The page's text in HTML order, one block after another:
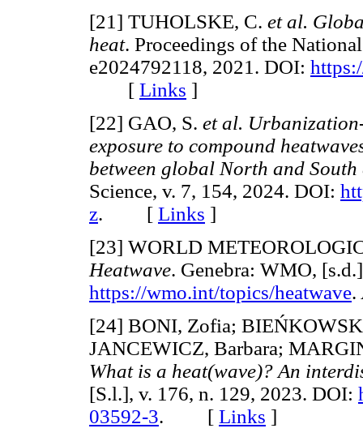
[21] TUHOLSKE, C. et al.
heat. Proceedings of the
e2024792118, 2021. DOI:
[ Links ]
[22] GAO, S. et al.
exposure to compound
between global North and South
Science, v. 7, 154, 2024. DOI:
z. [ Links ]
[23] WORLD
Heatwave. Genebra: WMO,
https://wmo.int/topics/heatwave.
[24] BONI, Zofia;
JANCEWICZ, Barbara;
What is a heat(wave)? An
[S.l.], v. 176, n. 129, 2023. DOI:
03592-3. [ Links ]